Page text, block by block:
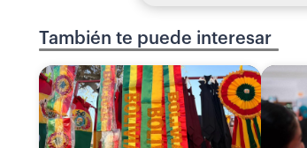
También te puede interesar